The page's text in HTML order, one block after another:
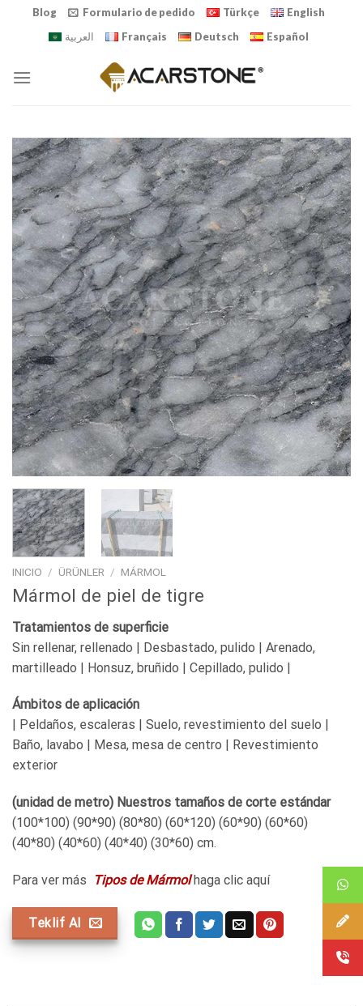
Blog Formulario de pedido Türkçe
English
العربية
Français Deutsch Español
INICIO / ÜRÜNLER / MÁRMOL
Mármol de piel de tigre
Tratamientos de superficie
Sin rellenar, rellenado | Desbastado, pulido | Arenado,
martilleado | Honsuz, bruñido | Cepillado, pulido |
Ámbitos de aplicación
| Peldaños, escaleras | Suelo, revestimiento del suelo |
Baño, lavabo | Mesa, mesa de centro | Revestimiento
exterior
(unidad de metro) Nuestros tamaños de corte estándar
(100*100) (90*90) (80*80) (60*120) (60*90) (60*60)
(40*80) (40*60) (40*40) (30*60) cm.
Para ver más Tipos de Mármolhaga clic aquí
Teklif Al